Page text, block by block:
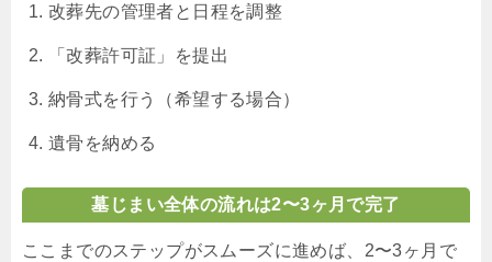
改葬先の管理者と日程を調整
「改葬許可証」を提出
納骨式を行う（希望する場合）
遺骨を納める
墓じまい全体の流れは2〜3ヶ月で完了
ここまでのステップがスムーズに進めば、2〜3ヶ月で